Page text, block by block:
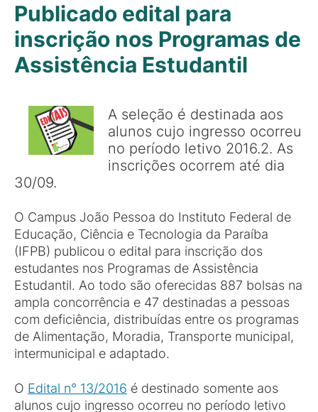
Publicado edital para
inscrição nos Programas de
Assistência Estudantil
A seleção é destinada aos
alunos cujo ingresso ocorreu
no período letivo 2016.2. As
inscrições ocorrem até dia
30/09.
O Campus João Pessoa do Instituto Federal de
Educação, Ciência e Tecnologia da Paraíba
(IFPB) publicou o edital para inscrição dos
estudantes nos Programas de Assistência
Estudantil. Ao todo são oferecidas 887 bolsas na
ampla concorrência e 47 destinadas a pessoas
com deficiência, distribuídas entre os programas
de Alimentação, Moradia, Transporte municipal,
intermunicipal e adaptado.
O Edital n° 13/2016 é destinado somente aos
alunos cujo ingresso ocorreu no período letivo